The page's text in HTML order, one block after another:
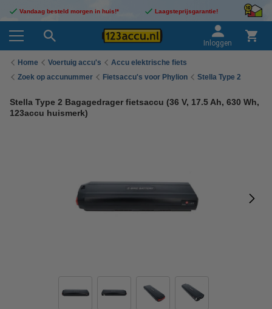
Vandaag besteld morgen in huis!* Laagsteprijsgarantie!
Inloggen
Home Voertuig accu's
Accu elektrische fiets
Zoek op accunummer
Fietsaccu's voor Phylion Stella Type 2
Stella Type 2 Bagagedrager fietsaccu (36 V, 17.5 Ah, 630 Wh,
123accu huismerk)